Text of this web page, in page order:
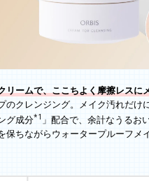
リームで、ここちよく摩擦レスに
のクレンジング。メイク汚れだけ
グ成分*1 」配合で、余計なうるお
保ちながらウォータープルーフメ